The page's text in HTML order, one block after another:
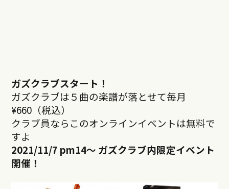
ガズクラブスタート！
ガズクラブは５曲の楽譜が落とせて毎月
¥660（税込）
クラブ員ならこのオンラインイベントは無料で
すよ
2021/11/7 pm14～ ガズクラブ内限定イベント
開催！